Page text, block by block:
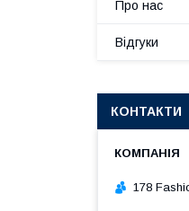
Про нас
Відгуки
КОНТАКТИ
178